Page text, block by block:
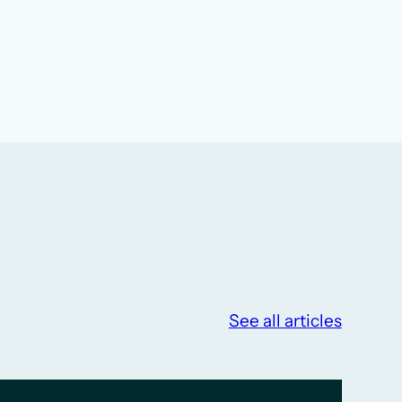
See all articles